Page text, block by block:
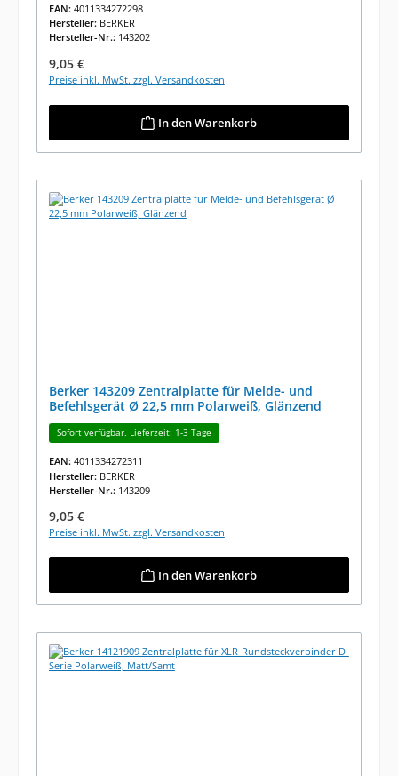
EAN: 4011334272298
Hersteller: BERKER
Hersteller-Nr.: 143202
Regulärer Preis:
9,05 €
Preise inkl. MwSt. zzgl. Versandkosten
In den Warenkorb
Berker 143209 Zentralplatte für Melde- und
Befehlsgerät Ø 22,5 mm Polarweiß, Glänzend
Sofort verfügbar, Lieferzeit: 1-3 Tage
EAN: 4011334272311
Hersteller: BERKER
Hersteller-Nr.: 143209
Regulärer Preis:
9,05 €
Preise inkl. MwSt. zzgl. Versandkosten
In den Warenkorb